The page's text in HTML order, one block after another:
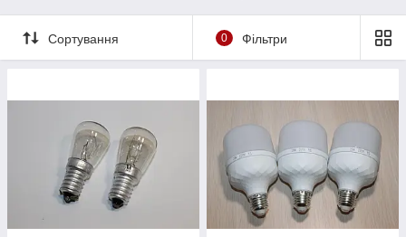
Сортування 0 Фільтри